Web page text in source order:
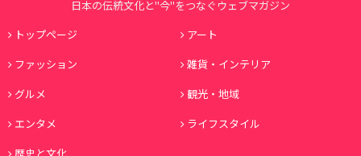
日本の伝統文化と"今"をつなぐウェブマガジン
トップページ
アート
ファッション
雑貨・インテリア
グルメ
観光・地域
エンタメ
ライフスタイル